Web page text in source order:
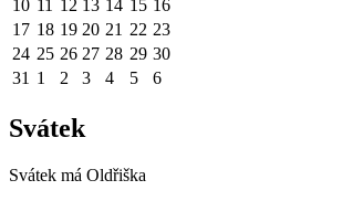
10 11 12 13 14 15 16
17 18 19 20 21 22 23
24 25 26 27 28 29 30
31 1 2 3 4 5 6
Svátek
Svátek má Oldřiška